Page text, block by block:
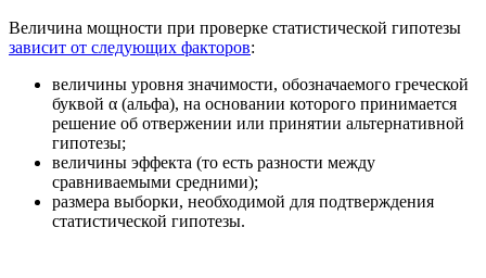
Величина мощности при проверке статистической гипотезы
зависит от следующих факторов:
величины уровня значимости, обозначаемого греческой
буквой α (альфа), на основании которого принимается
решение об отвержении или принятии альтернативной
гипотезы;
величины эффекта (то есть разности между
сравниваемыми средними);
размера выборки, необходимой для подтверждения
статистической гипотезы.